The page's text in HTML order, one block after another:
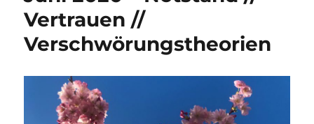
–
Journalismus-
Special
Vertrauen //
Verschwörungstheorien